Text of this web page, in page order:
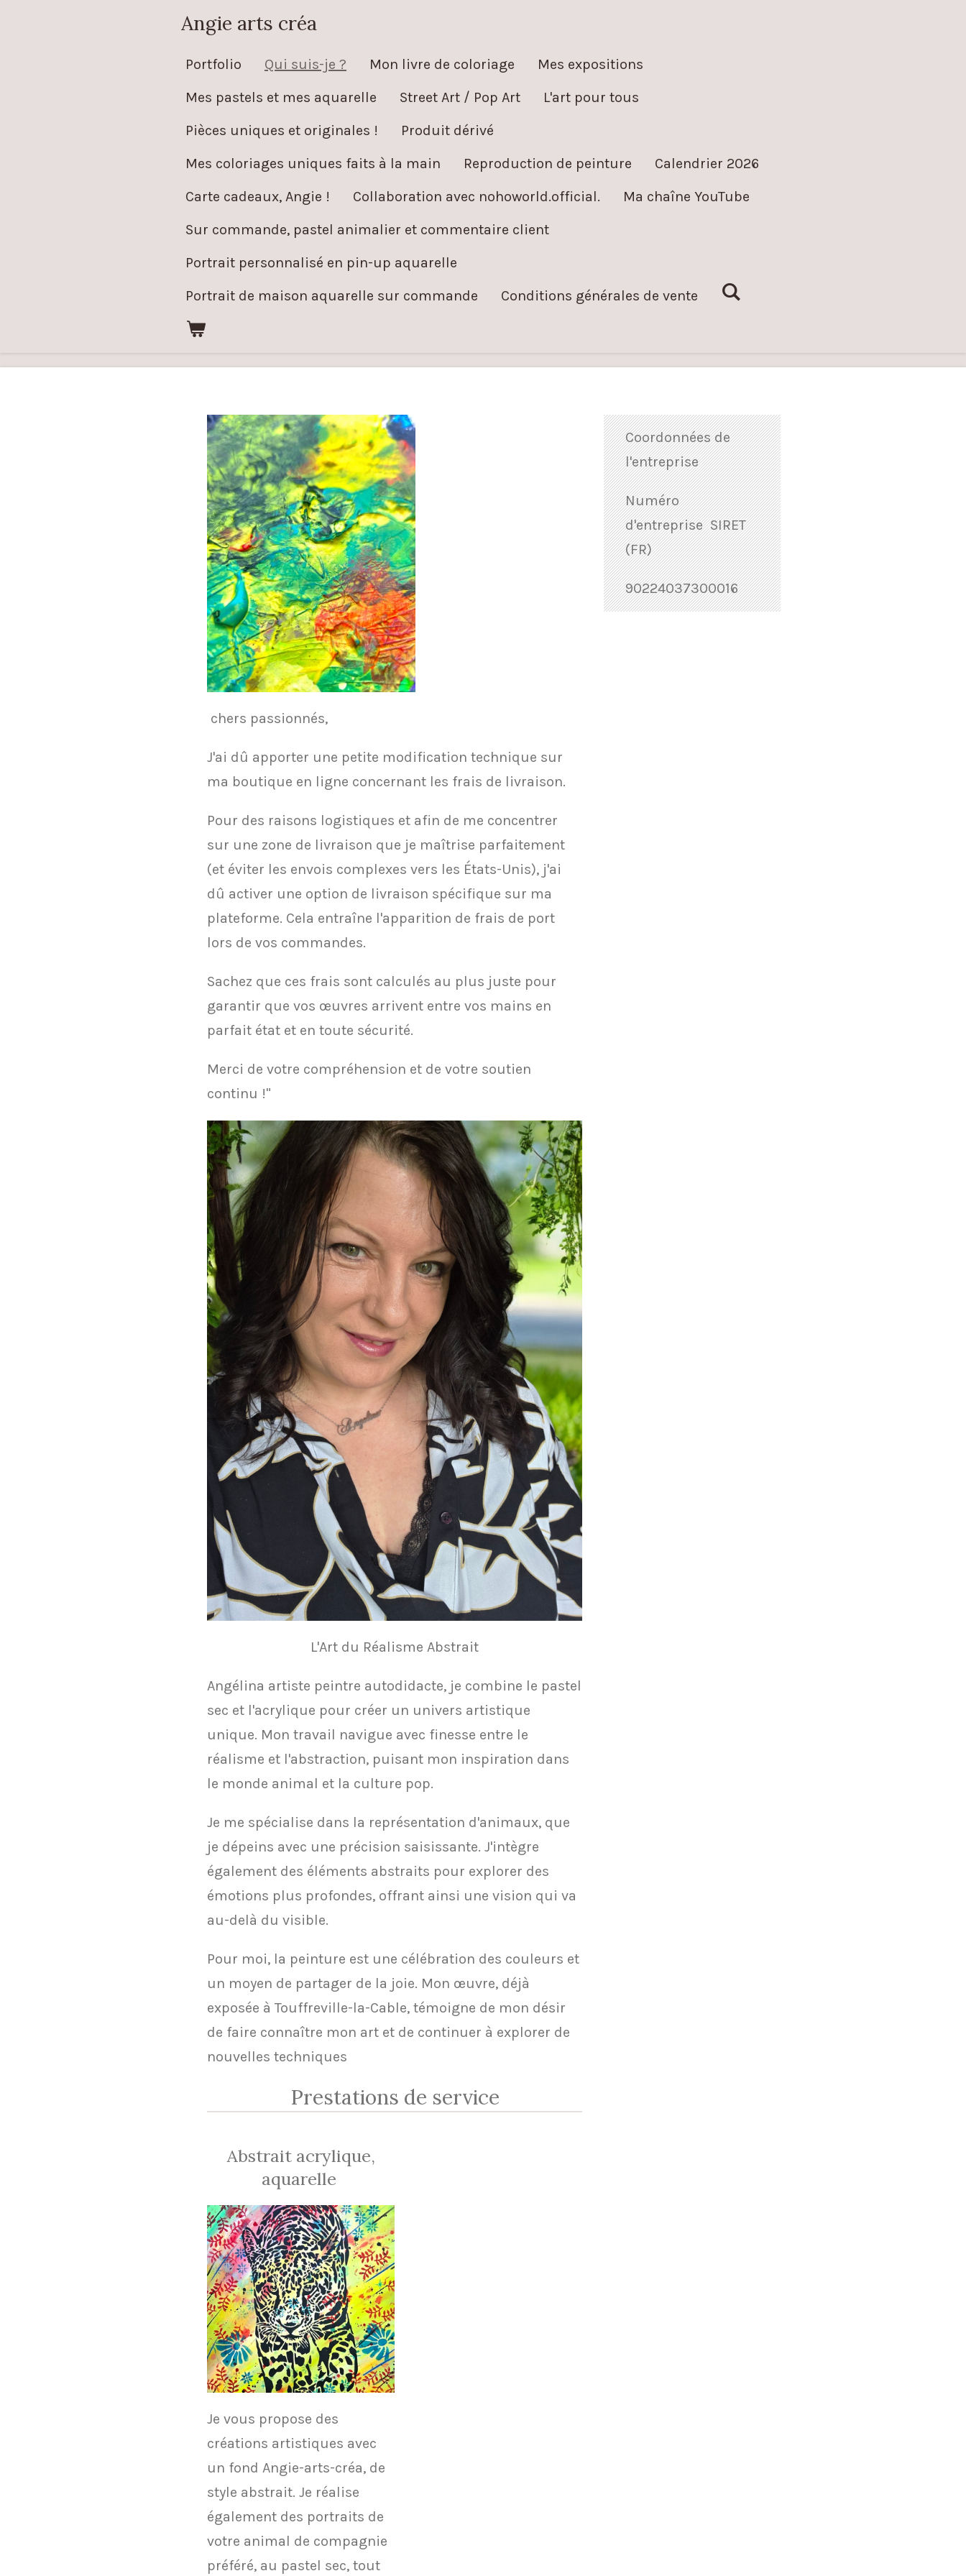
Angie arts créa
Portfolio Qui suis-je ? Mon livre de coloriage
Mes expositions
Mes pastels et mes aquarelle
Street Art / Pop Art
L'art pour tous
Pièces uniques et originales !
Produit dérivé
Mes coloriages uniques faits à la main
Reproduction de peinture
Calendrier 2026
Carte cadeaux, Angie !
Collaboration avec nohoworld.official.
Ma chaîne YouTube
Sur commande, pastel animalier et commentaire client
Portrait personnalisé en pin-up aquarelle
Portrait de maison aquarelle sur commande
Conditions générales de vente
chers passionnés,
​J'ai dû apporter une petite modification technique sur
ma boutique en ligne concernant les frais de livraison.
​Pour des raisons logistiques et afin de me concentrer
sur une zone de livraison que je maîtrise parfaitement
(et éviter les envois complexes vers les États-Unis), j'ai
dû activer une option de livraison spécifique sur ma
plateforme. Cela entraîne l'apparition de frais de port
lors de vos commandes.
​Sachez que ces frais sont calculés au plus juste pour
garantir que vos œuvres arrivent entre vos mains en
parfait état et en toute sécurité.
​Merci de votre compréhension et de votre soutien
continu !"
​L'Art du Réalisme Abstrait
​Angélina artiste peintre autodidacte, je combine le pastel
sec et l'acrylique pour créer un univers artistique
unique. Mon travail navigue avec finesse entre le
réalisme et l'abstraction, puisant mon inspiration dans
le monde animal et la culture pop.
​Je me spécialise dans la représentation d'animaux, que
je dépeins avec une précision saisissante. J'intègre
également des éléments abstraits pour explorer des
émotions plus profondes, offrant ainsi une vision qui va
au-delà du visible.
​Pour moi, la peinture est une célébration des couleurs et
un moyen de partager de la joie. Mon œuvre, déjà
exposée à Touffreville-la-Cable, témoigne de mon désir
de faire connaître mon art et de continuer à explorer de
nouvelles techniques
Prestations de service
Abstrait acrylique,
aquarelle
Je vous propose des
créations artistiques avec
un fond Angie-arts-créa, de
style abstrait. Je réalise
également des portraits de
votre animal de compagnie
préféré, au pastel sec, tout
Coordonnées de
l'entreprise
Numéro
d'entreprise SIRET
(FR)
90224037300016